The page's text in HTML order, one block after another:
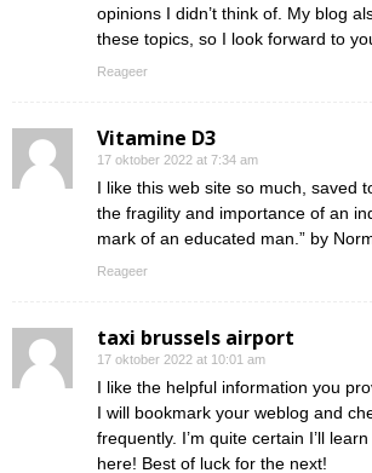
opinions I didn’t think of. My blog
these topics, so I look forward to
Reageer
Vitamine D3
17 oktober 2022 at 7:34 am
I like this web site so much, saved
the fragility and importance of an
mark of an educated man.” by
Reageer
taxi brussels airport
17 oktober 2022 at 10:01 am
I like the helpful information you
I will bookmark your weblog and
frequently. I’m quite certain I’ll
here! Best of luck for the next!